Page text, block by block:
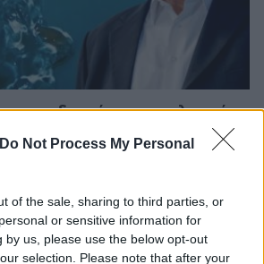
Do Not Process My Personal
of the sale, sharing to third parties, or
or sensitive information for
by us, please use the below opt-out
selection. Please note that after your
με ενδιαφέρει το πολιτικό
υπάρχει νερό σήμερα, αύριο